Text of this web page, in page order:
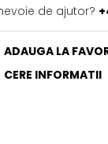
de ajutor?
ADAUGA LA
CERE INFORMATII